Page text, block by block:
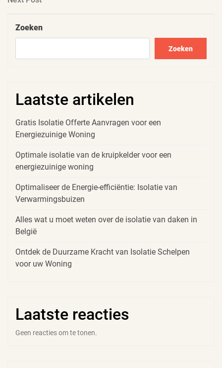
Zoeken
Zoeken
Laatste artikelen
Gratis Isolatie Offerte Aanvragen voor een
Energiezuinige Woning
Optimale isolatie van de kruipkelder voor een
energiezuinige woning
Optimaliseer de Energie-efficiëntie: Isolatie van
Verwarmingsbuizen
Alles wat u moet weten over de isolatie van daken in
België
Ontdek de Duurzame Kracht van Isolatie Schelpen
voor uw Woning
Laatste reacties
Geen reacties om te tonen.